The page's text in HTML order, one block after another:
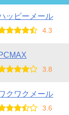
ッピーメール
4.3
3.8
クワクメール
3.6